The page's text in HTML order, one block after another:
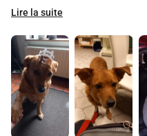
jours pour l´aider en sortir.
perfusion quasi tous les
Le but de cette demande
ses traitements et ainsi lui
s´en sortir. Les prix étant
On parle de minimum 4 à
Je vous remercie infiniment
Lire la suite